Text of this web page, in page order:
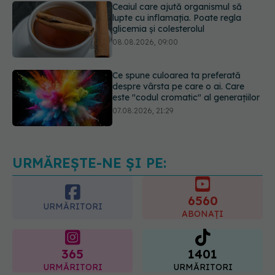
08.08.2026, 09:00
Ce spune culoarea ta preferată
07.08.2026, 21:29
Analiza de sânge AST (SGOT): ce
URMĂREȘTE-NE ȘI PE:
URMĂRITORI 6560
ABONAȚI
365
URMĂRITORI
1401
URMĂRITORI